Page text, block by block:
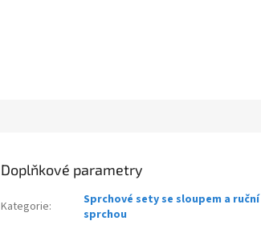
Doplňkové parametry
Kategorie:
Sprchové sety se sloupem a ruční
sprchou